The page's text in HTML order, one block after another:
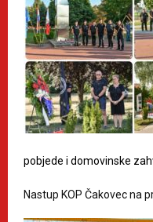
pobjede i domovinske
Nastup KOP Čakovec na